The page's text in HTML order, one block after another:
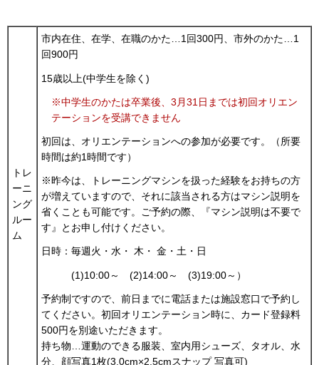
トレ
ーニ
ング
ルー
ム
市内在住、在学、在職のかた…1回300円、市外のかた…1
回900円
15歳以上(中学生を除く)
※中学生のかたは卒業後、3月31日までは初回オリエン
テーションを受講できません
初回は、オリエンテーションへの参加が必要です。（所要
時間は約1時間です）
※昨今は、トレーニングマシンを扱った経験をお持ちの方
が増えていますので、それに該当される方はマシン説明を
省くことも可能です。ご予約の際、『マシン説明は不要で
す』とお申し付けください。
日時：毎週火・水・ 木・ 金・土・日
(1)10:00～ (2)14:00～ (3)19:00～）
予約制ですので、前日までに電話または施設窓口で予約し
てください。初回オリエンテーション時に、カード登録料
500円を別途いただきます。
持ち物…運動のできる服装、室内用シューズ、タオル、水
分、顔写真1枚(3.0cm×2.5cmスナップ 写真可)